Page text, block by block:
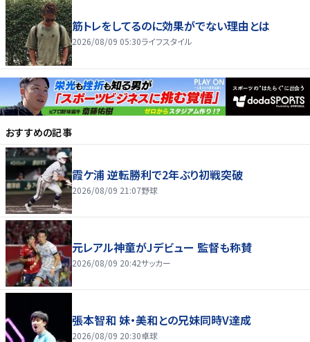
筋トレをしてるのに効果がでない理由とは
2026/08/09 05:30ライフスタイル
おすすめの記事
霞ケ浦 逆転勝利で2年ぶり初戦突破
2026/08/09 21:07野球
元レアル神童がJデビュー 監督も称賛
2026/08/09 20:42サッカー
張本智和 妹・美和との兄妹同時V達成
2026/08/09 20:30卓球